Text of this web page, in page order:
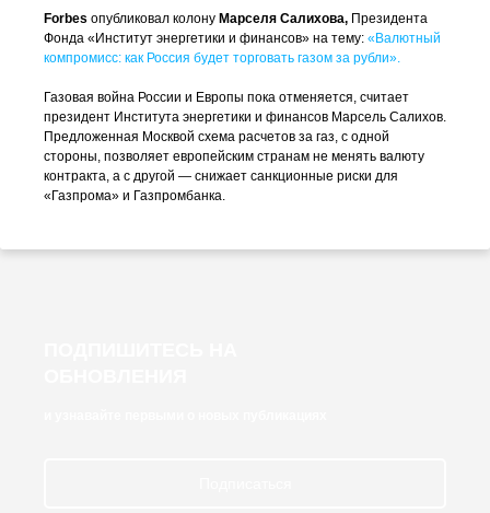
Forbes опубликовал колону Марселя Салихова, Президента
Фонда «Институт энергетики и финансов» на тему: «Валютный
компромисс: как Россия будет торговать газом за рубли».
Газовая война России и Европы пока отменяется, считает
президент Института энергетики и финансов Марсель Салихов.
Предложенная Москвой схема расчетов за газ, с одной
стороны, позволяет европейским странам не менять валюту
контракта, а с другой — снижает санкционные риски для
«Газпрома» и Газпромбанка.